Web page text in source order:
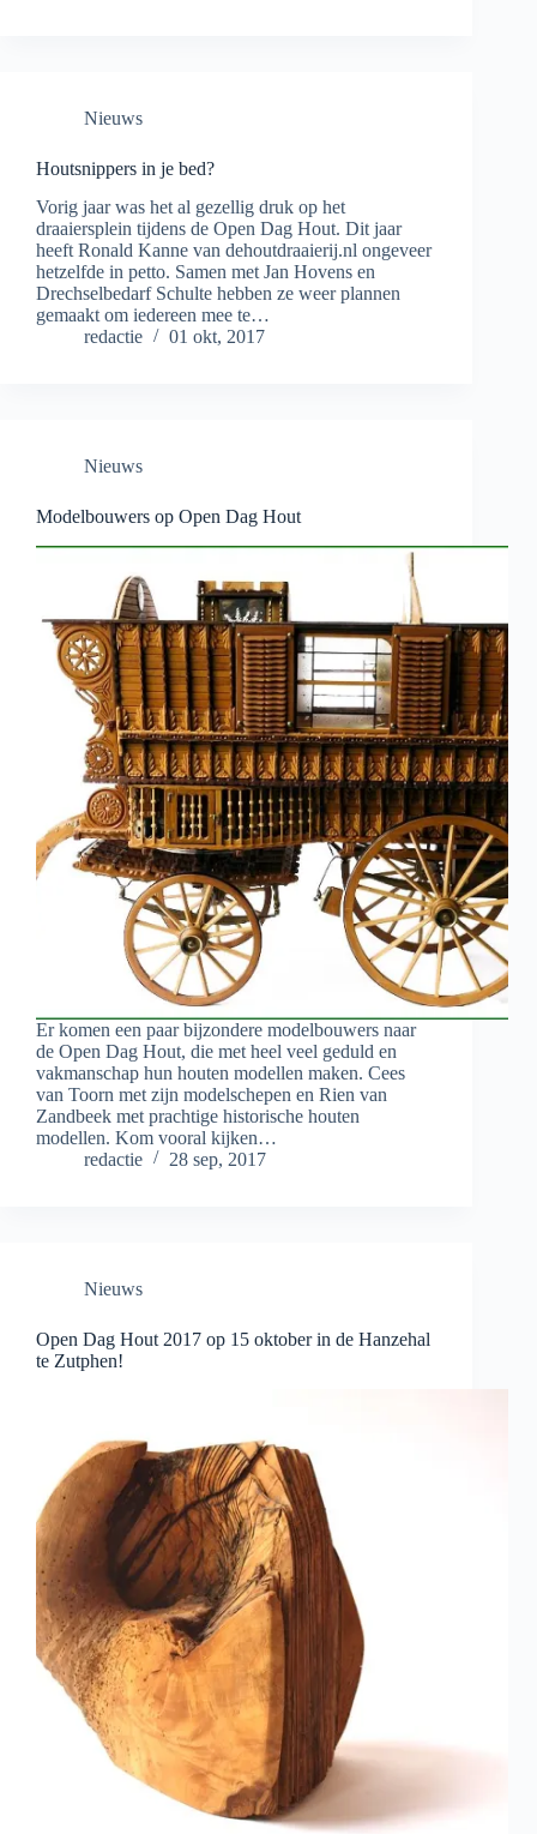
Nieuws
Houtsnippers in je bed?
Vorig jaar was het al gezellig druk op het
draaiersplein tijdens de Open Dag Hout. Dit jaar
heeft Ronald Kanne van dehoutdraaierij.nl ongeveer
hetzelfde in petto. Samen met Jan Hovens en
Drechselbedarf Schulte hebben ze weer plannen
gemaakt om iedereen mee te…
redactie
01 okt, 2017
Nieuws
Modelbouwers op Open Dag Hout
Er komen een paar bijzondere modelbouwers naar
de Open Dag Hout, die met heel veel geduld en
vakmanschap hun houten modellen maken. Cees
van Toorn met zijn modelschepen en Rien van
Zandbeek met prachtige historische houten
modellen. Kom vooral kijken…
redactie
28 sep, 2017
Nieuws
Open Dag Hout 2017 op 15 oktober in de Hanzehal
te Zutphen!